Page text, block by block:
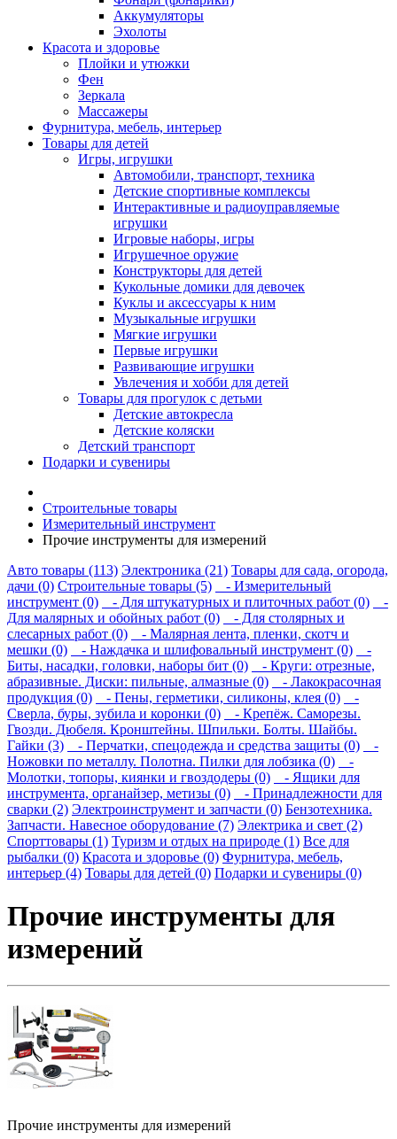
Аккумуляторы
Эхолоты
Красота и здоровье
Плойки и утюжки
Фен
Зеркала
Массажеры
Фурнитура, мебель, интерьер
Товары для детей
Игры, игрушки
Автомобили, транспорт, техника
Детские спортивные комплексы
Интерактивные и радиоуправляемые
игрушки
Игровые наборы, игры
Игрушечное оружие
Конструкторы для детей
Кукольные домики для девочек
Куклы и аксессуары к ним
Музыкальные игрушки
Мягкие игрушки
Первые игрушки
Развивающие игрушки
Увлечения и хобби для детей
Товары для прогулок с детьми
Детские автокресла
Детские коляски
Детский транспорт
Подарки и сувениры
Строительные товары
Измерительный инструмент
Прочие инструменты для измерений
Авто товары (113) Электроника (21) Товары для сада, огорода,
дачи (0) Строительные товары (5)
- Измерительный
инструмент (0)
- Для штукатурных и плиточных работ (0)
-
Для малярных и обойных работ (0)
- Для столярных и
слесарных работ (0)
- Малярная лента, пленки, скотч и
мешки (0)
- Наждачка и шлифовальный инструмент (0)
-
Биты, насадки, головки, наборы бит (0)
- Круги: отрезные,
абразивные. Диски: пильные, алмазные (0)
- Лакокрасочная
продукция (0)
- Пены, герметики, силиконы, клея (0)
-
Сверла, буры, зубила и коронки (0)
- Крепёж. Саморезы.
Гвозди. Дюбеля. Кронштейны. Шпильки. Болты. Шайбы.
Гайки (3)
- Перчатки, спецодежда и средства защиты (0)
-
Ножовки по металлу. Полотна. Пилки для лобзика (0)
-
Молотки, топоры, киянки и гвоздодеры (0)
- Ящики для
инструмента, органайзер, метизы (0)
- Принадлежности для
сварки (2) Электроинструмент и запчасти (0) Бензотехника.
Запчасти. Навесное оборудование (7) Электрика и свет (2)
Спорттовары (1) Туризм и отдых на природе (1) Все для
рыбалки (0) Красота и здоровье (0) Фурнитура, мебель,
интерьер (4) Товары для детей (0) Подарки и сувениры (0)
Прочие инструменты для
измерений
Прочие инструменты для измерений